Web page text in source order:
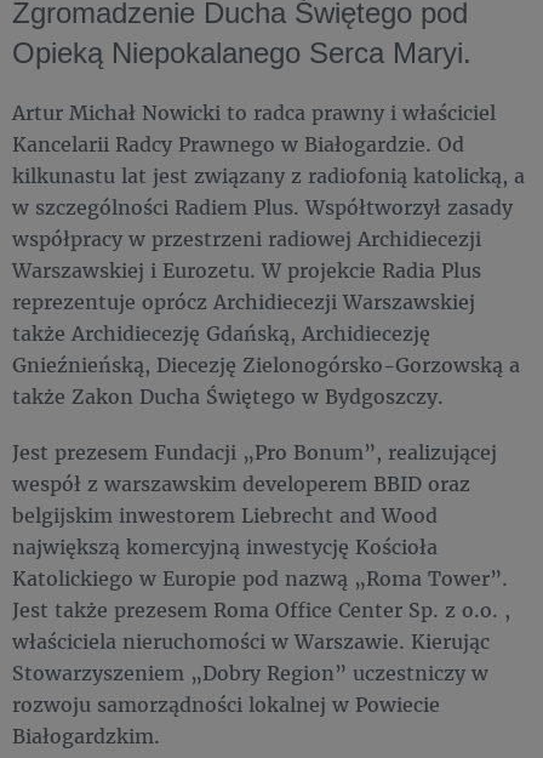
Zgromadzenie Ducha Świętego pod
Opieką Niepokalanego Serca Maryi.
Artur Michał Nowicki to radca prawny i właściciel
Kancelarii Radcy Prawnego w Białogardzie. Od
kilkunastu lat jest związany z radiofonią katolicką, a
w szczególności Radiem Plus. Współtworzył zasady
współpracy w przestrzeni radiowej Archidiecezji
Warszawskiej i Eurozetu. W projekcie Radia Plus
reprezentuje oprócz Archidiecezji Warszawskiej
także Archidiecezję Gdańską, Archidiecezję
Gnieźnieńską, Diecezję Zielonogórsko-Gorzowską a
także Zakon Ducha Świętego w Bydgoszczy.
Jest prezesem Fundacji „Pro Bonum”, realizującej
wespół z warszawskim developerem BBID oraz
belgijskim inwestorem Liebrecht and Wood
największą komercyjną inwestycję Kościoła
Katolickiego w Europie pod nazwą „Roma Tower”.
Jest także prezesem Roma Office Center Sp. z o.o. ,
właściciela nieruchomości w Warszawie. Kierując
Stowarzyszeniem „Dobry Region” uczestniczy w
rozwoju samorządności lokalnej w Powiecie
Białogardzkim.